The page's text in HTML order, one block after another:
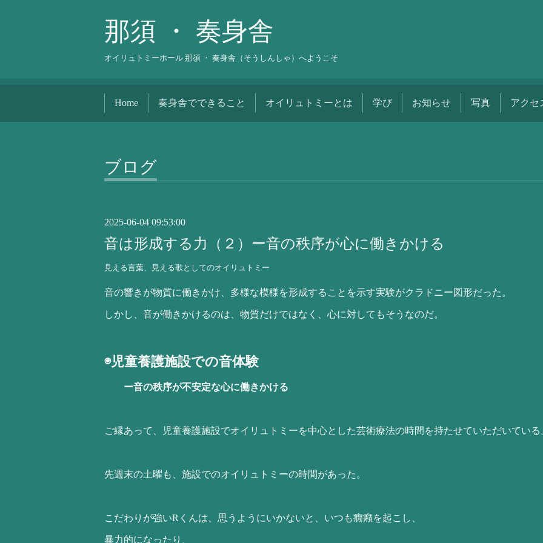
那須 ・ 奏身舎
オイリュトミーホール 那須 ・ 奏身舎（そうしんしゃ）へようこそ
Home 奏身舎でできること オイリュトミーとは 学び お知らせ 写真 アクセ
ブログ
2025-06-04 09:53:00
音は形成する力（２）ー音の秩序が心に働きかける
見える言葉、見える歌としてのオイリュトミー
音の響きが物質に働きかけ、多様な模様を形成することを示す実験がクラドニー図形だった。
しかし、音が働きかけるのは、物質だけではなく、心に対してもそうなのだ。
◉児童養護施設での音体験
ー音の秩序が不安定な心に働きかける
ご縁あって、児童養護施設でオイリュトミーを中心とした芸術療法の時間を持たせていただいている
先週末の土曜も、施設でのオイリュトミーの時間があった。
こだわりが強いRくんは、思うようにいかないと、いつも癇癪を起こし、
暴力的になったり、